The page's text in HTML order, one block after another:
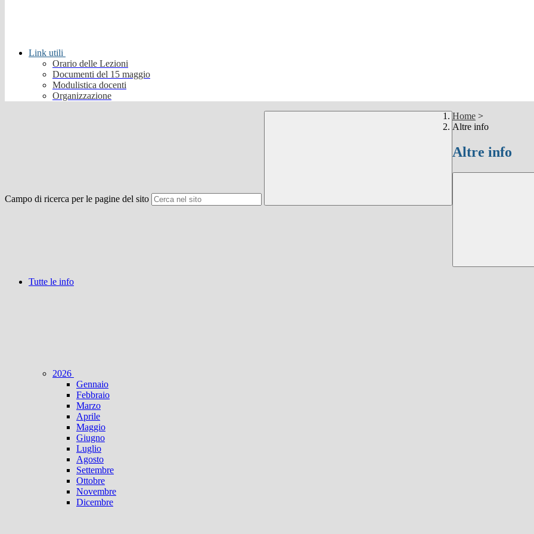
Link utili
Orario delle Lezioni
Documenti del 15 maggio
Modulistica docenti
Organizzazione
Campo di ricerca per le pagine del sito
Home >
Altre info
Altre info
Tutte le info
2026
Gennaio
Febbraio
Marzo
Aprile
Maggio
Giugno
Luglio
Agosto
Settembre
Ottobre
Novembre
Dicembre